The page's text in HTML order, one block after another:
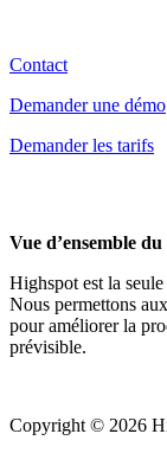
Contact
Demander une démo
Demander les tarifs
Vue d’ensemble
Highspot est la
Nous permettons
pour améliorer la
prévisible.
Copyright © 2026